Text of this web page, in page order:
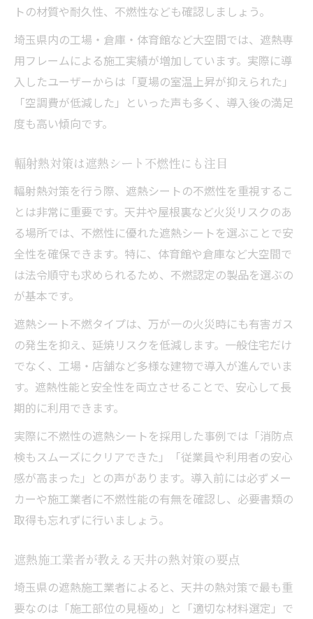
トの材質や耐久性、不燃性なども確認しましょう。
埼玉県内の工場・倉庫・体育館など大空間では、遮熱専
用フレームによる施工実績が増加しています。実際に導
入したユーザーからは「夏場の室温上昇が抑えられた」
「空調費が低減した」といった声も多く、導入後の満足
度も高い傾向です。
輻射熱対策は遮熱シート不燃性にも注目
輻射熱対策を行う際、遮熱シートの不燃性を重視するこ
とは非常に重要です。天井や屋根裏など火災リスクのあ
る場所では、不燃性に優れた遮熱シートを選ぶことで安
全性を確保できます。特に、体育館や倉庫など大空間で
は法令順守も求められるため、不燃認定の製品を選ぶの
が基本です。
遮熱シート不燃タイプは、万が一の火災時にも有害ガス
の発生を抑え、延焼リスクを低減します。一般住宅だけ
でなく、工場・店舗など多様な建物で導入が進んでいま
す。遮熱性能と安全性を両立させることで、安心して長
期的に利用できます。
実際に不燃性の遮熱シートを採用した事例では「消防点
検もスムーズにクリアできた」「従業員や利用者の安心
感が高まった」との声があります。導入前には必ずメー
カーや施工業者に不燃性能の有無を確認し、必要書類の
取得も忘れずに行いましょう。
遮熱施工業者が教える天井の熱対策の要点
埼玉県の遮熱施工業者によると、天井の熱対策で最も重
要なのは「施工部位の見極め」と「適切な材料選定」で